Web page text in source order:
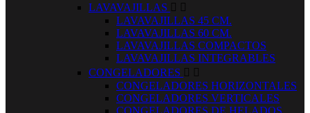
LAVAVAJILLAS  
LAVAVAJILLAS 45 CM.
LAVAVAJILLAS 60 CM.
LAVAVAJILLAS COMPACTOS
LAVAVAJILLAS INTEGRABLES
CONGELADORES  
CONGELADORES HORIZONTALES
CONGELADORES VERTICALES
CONGELADORES DE HELADOS